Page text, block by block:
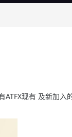
ATFX现有 及新